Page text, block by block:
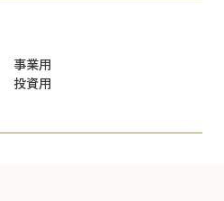
事業用
投資用